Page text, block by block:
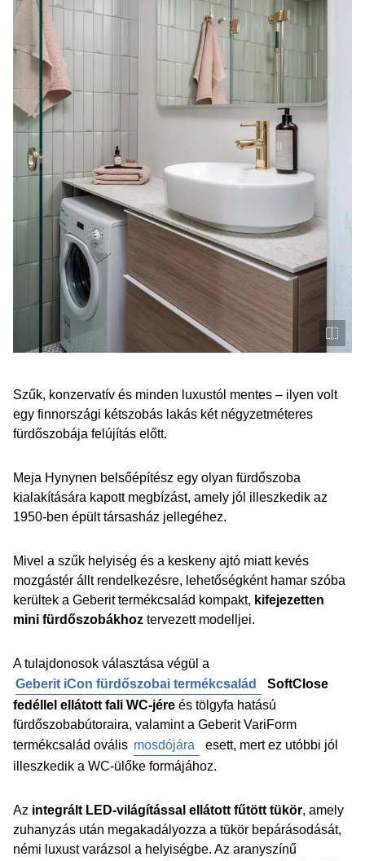
Szűk, konzervatív és minden luxustól mentes – ilyen volt
egy finnországi kétszobás lakás két négyzetméteres
fürdőszobája felújítás előtt.
Meja Hynynen belsőépítész egy olyan fürdőszoba
kialakítására kapott megbízást, amely jól illeszkedik az
1950-ben épült társasház jellegéhez.
Mivel a szűk helyiség és a keskeny ajtó miatt kevés
mozgástér állt rendelkezésre, lehetőségként hamar szóba
kerültek a Geberit termékcsalád kompakt, kifejezetten
mini fürdőszobákhoz tervezett modelljei.
A tulajdonosok választása végül a
Geberit iCon fürdőszobai termékcsalád
SoftClose
fedéllel ellátott fali WC-jére és tölgyfa hatású
fürdőszobabútoraira, valamint a Geberit VariForm
termékcsalád ovális mosdójára
esett, mert ez utóbbi jól
illeszkedik a WC-ülőke formájához.
Az integrált LED-világítással ellátott fűtött tükör, amely
zuhanyzás után megakadályozza a tükör bepárásodását,
némi luxust varázsol a helyiségbe. Az aranyszínű